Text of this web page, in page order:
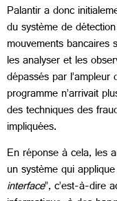
Palantir a donc
du système de
mouvements bancaires
les analyser et les
dépassés par
programme n’arrivait
des techniques des
impliquées.
En réponse à cela, les
un système qui
interface”, c’est-à-dire